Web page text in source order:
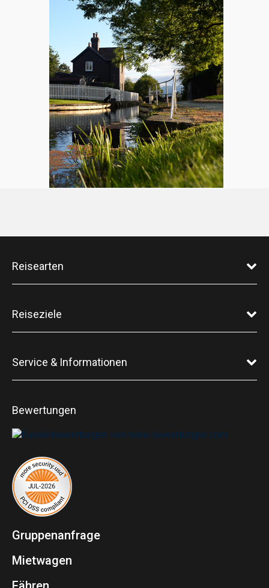
Reisearten
Reiseziele
Service & Informationen
Bewertungen
Gruppenanfrage
Mietwagen